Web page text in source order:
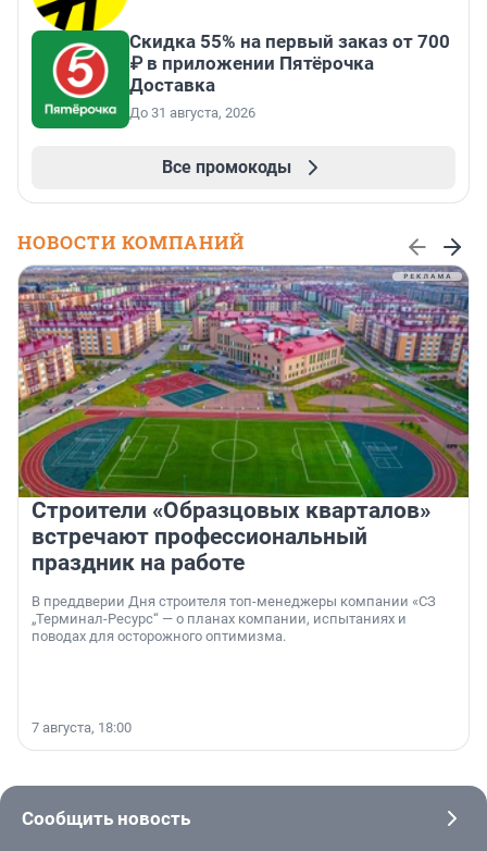
Скидка 55% на первый заказ от 700
₽ в приложении Пятёрочка
Доставка
До 31 августа, 2026
Все промокоды
НОВОСТИ КОМПАНИЙ
Строители «Образцовых кварталов»
встречают профессиональный
праздник на работе
В преддверии Дня строителя топ-менеджеры компании «СЗ
„Терминал-Ресурс“ — о планах компании, испытаниях и
поводах для осторожного оптимизма.
7 августа, 18:00
Сообщить новость